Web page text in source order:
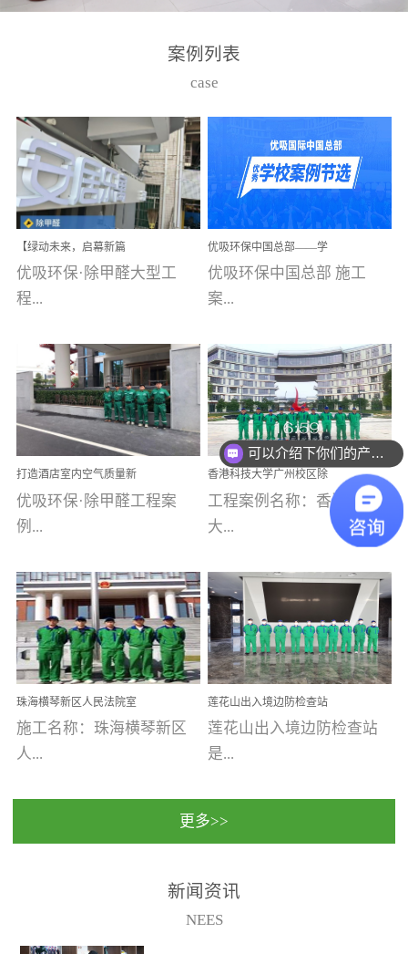
高技能的团队。汇聚了众
取得了多项产品技术专利
和多项国家版权局著作
权，获得高新技术企业称
号。生产优势自主生产自
给自足，优吸公司于2015
在广州番禺区成功建立产
品线生产基地，工厂拥有
自动化生产设备和成熟的
选择源头源材料、严控产
品质量，我们每一批的生
产产品都经过严格的质检
程序；生产车间为优吸总
部和全国分支机构生产光
触媒、净醛王、祛味剂等
优吸系列产品，保质保量
完成生产任务，确保全国
求。资质优势团队优势分
支优势优吸环保是一棵正
茁壮成长的树，只要我们
人人都爱护她、珍惜她、
她将越来越枝繁叶茂，终
将会成为一棵参天大树！
优吸环保截止2020年拥有
全国600家网点分支机构。
案例列表
case
【绿动未来，启幕新篇
章】优吸环保中标深圳安
居乐寓，超大型工装室内
空气治理项目顺利启航，
优吸环保·除甲醛大型工
程...
案例【深圳安居乐寓】室
内空气治理项目深圳安居
乐寓 深圳市安居乐寓
为深圳安居集团旗下城...
优吸环保中国总部——学
校施工案例(节选)
优吸环保中国总部 施工
案...
例(学校工装节选)广州南沙
小学(珠江湾校区)项目地
址：广州市南沙区海滨路
南沙珠江湾江门市蓬江区
禾...
打造酒店室内空气质量新
标杆——优吸环保·标杆之
作：东莞美豪雅致酒店室
内空气治理工程纪实
优吸环保·除甲醛工程案
例...
【东莞美豪雅致酒店】室
内空气治理项目东莞美豪
雅致酒店 东莞美豪雅
致酒店是为中高端人士...
香港科技大学广州校区除
甲醛项目圆满完成
工程案例名称：香港科技
大...
学广州校区室内空气治
理 工程案例地址：广
州南沙区·香港科技大学(广
州)校区 工程案...
珠海横琴新区人民法院室
内除甲醛空气治理项目
施工名称：珠海横琴新区
人...
民法院室内除甲醛空气治
保施工日期：2020年1月珠
莲花山出入境边防检查站
室内除甲醛空气治理项目
莲花山出入境边防检查站
是...
国家通过设在对外开放口
（及各出入境边防检查
更多>>
新闻资讯
NEES
可以介绍下你们的产品么